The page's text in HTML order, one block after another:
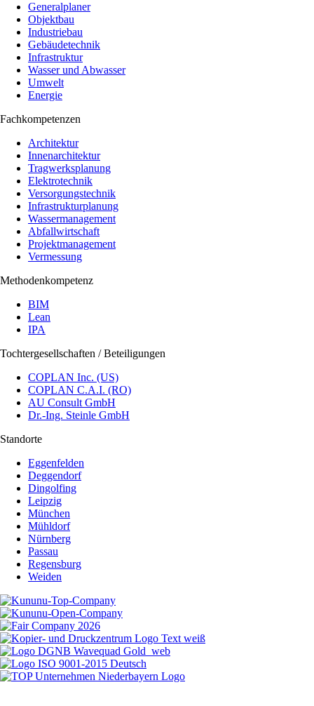
Generalplaner
Objektbau
Industriebau
Gebäudetechnik
Infrastruktur
Wasser und Abwasser
Umwelt
Energie
Fachkompetenzen
Architektur
Innenarchitektur
Tragwerksplanung
Elektrotechnik
Versorgungstechnik
Infrastrukturplanung
Wassermanagement
Abfallwirtschaft
Projektmanagement
Vermessung
Methodenkompetenz
BIM
Lean
IPA
Tochtergesellschaften / Beteiligungen
COPLAN Inc. (US)
COPLAN C.A.I. (RO)
AU Consult GmbH
Dr.-Ing. Steinle GmbH
Standorte
Eggenfelden
Deggendorf
Dingolfing
Leipzig
München
Mühldorf
Nürnberg
Passau
Regensburg
Weiden